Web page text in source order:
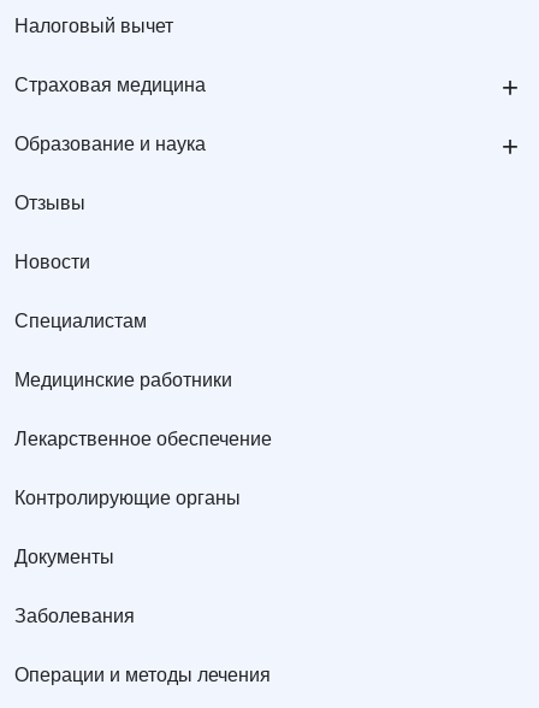
Налоговый вычет
Страховая медицина +
Образование и наука +
Отзывы
Новости
Специалистам
Медицинские работники
Лекарственное обеспечение
Контролирующие органы
Документы
Заболевания
Операции и методы лечения